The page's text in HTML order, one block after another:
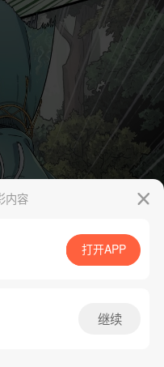
App免费看
内容
打开APP
继续